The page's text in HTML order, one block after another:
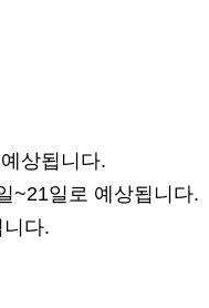
상됩니다.
~21일로 예상됩니다.
다.